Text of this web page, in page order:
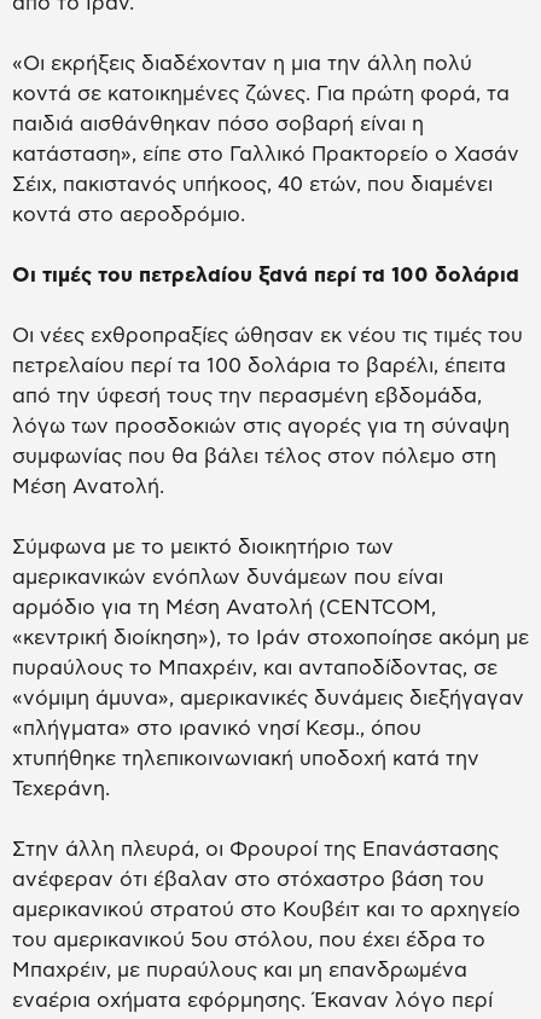
«Οι εκρήξεις διαδέχονταν η μια την άλλη πολύ
κοντά σε κατοικημένες ζώνες. Για πρώτη φορά, τα
παιδιά αισθάνθηκαν πόσο σοβαρή είναι η
κατάσταση», είπε στο Γαλλικό Πρακτορείο ο Χασάν
Σέιχ, πακιστανός υπήκοος, 40 ετών, που διαμένει
κοντά στο αεροδρόμιο.
Οι τιμές του πετρελαίου ξανά περί τα 100 δολάρια
Οι νέες εχθροπραξίες ώθησαν εκ νέου τις τιμές του
πετρελαίου περί τα 100 δολάρια το βαρέλι, έπειτα
από την ύφεσή τους την περασμένη εβδομάδα,
λόγω των προσδοκιών στις αγορές για τη σύναψη
συμφωνίας που θα βάλει τέλος στον πόλεμο στη
Μέση Ανατολή.
Σύμφωνα με το μεικτό διοικητήριο των
αμερικανικών ενόπλων δυνάμεων που είναι
αρμόδιο για τη Μέση Ανατολή (CENTCOM,
«κεντρική διοίκηση»), το Ιράν στοχοποίησε ακόμη με
πυραύλους το Μπαχρέιν, και ανταποδίδοντας, σε
«νόμιμη άμυνα», αμερικανικές δυνάμεις διεξήγαγαν
«πλήγματα» στο ιρανικό νησί Κεσμ., όπου
χτυπήθηκε τηλεπικοινωνιακή υποδοχή κατά την
Τεχεράνη.
Στην άλλη πλευρά, οι Φρουροί της Επανάστασης
ανέφεραν ότι έβαλαν στο στόχαστρο βάση του
αμερικανικού στρατού στο Κουβέιτ και το αρχηγείο
του αμερικανικού 5ου στόλου, που έχει έδρα το
Μπαχρέιν, με πυραύλους και μη επανδρωμένα
εναέρια οχήματα εφόρμησης. Έκαναν λόγο περί